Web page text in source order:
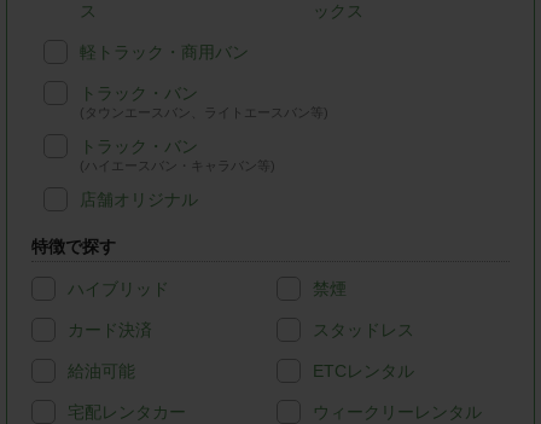
ス
ックス
軽トラック・商用バン
トラック・バン
(タウンエースバン、ライトエースバン等)
トラック・バン
(ハイエースバン・キャラバン等)
店舗オリジナル
特徴で探す
ハイブリッド 禁煙
カード決済 スタッドレス
給油可能 ETCレンタル
宅配レンタカー ウィークリーレンタル